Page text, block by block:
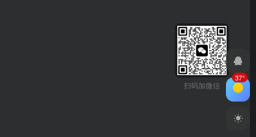
扫码加微信
37°